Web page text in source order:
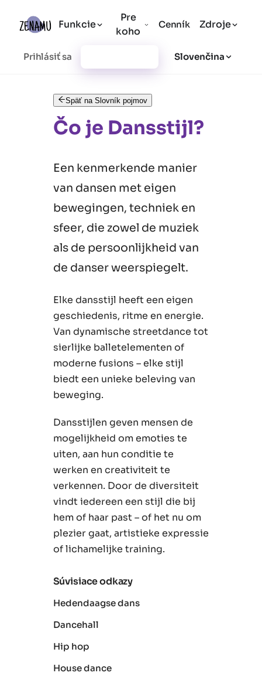
Funkcie
Pre
koho
Cenník Zdroje
Prihlásiť sa Slovenčina
Späť na Slovník pojmov
Čo je Dansstijl?
Een kenmerkende manier
van dansen met eigen
bewegingen, techniek en
sfeer, die zowel de muziek
als de persoonlijkheid van
de danser weerspiegelt.
Elke dansstijl heeft een eigen
geschiedenis, ritme en energie.
Van dynamische streetdance tot
sierlijke balletelementen of
moderne fusions – elke stijl
biedt een unieke beleving van
beweging.
Dansstijlen geven mensen de
mogelijkheid om emoties te
uiten, aan hun conditie te
werken en creativiteit te
verkennen. Door de diversiteit
vindt iedereen een stijl die bij
hem of haar past – of het nu om
plezier gaat, artistieke expressie
of lichamelijke training.
Súvisiace odkazy
Hedendaagse dans
Dancehall
Hip hop
House dance